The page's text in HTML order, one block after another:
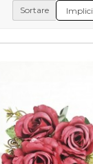
Sortare